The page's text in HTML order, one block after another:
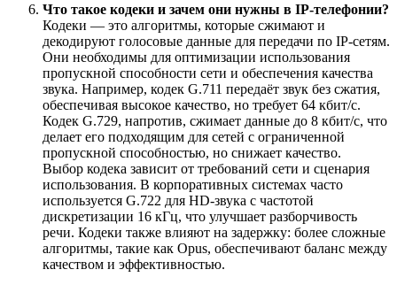
Что такое кодеки и зачем они нужны в IP-телефонии?
Кодеки — это алгоритмы, которые сжимают и
декодируют голосовые данные для передачи по IP-сетям.
Они необходимы для оптимизации использования
пропускной способности сети и обеспечения качества
звука. Например, кодек G.711 передаёт звук без сжатия,
обеспечивая высокое качество, но требует 64 кбит/с.
Кодек G.729, напротив, сжимает данные до 8 кбит/с, что
делает его подходящим для сетей с ограниченной
пропускной способностью, но снижает качество.
Выбор кодека зависит от требований сети и сценария
использования. В корпоративных системах часто
используется G.722 для HD-звука с частотой
дискретизации 16 кГц, что улучшает разборчивость
речи. Кодеки также влияют на задержку: более сложные
алгоритмы, такие как Opus, обеспечивают баланс между
качеством и эффективностью.